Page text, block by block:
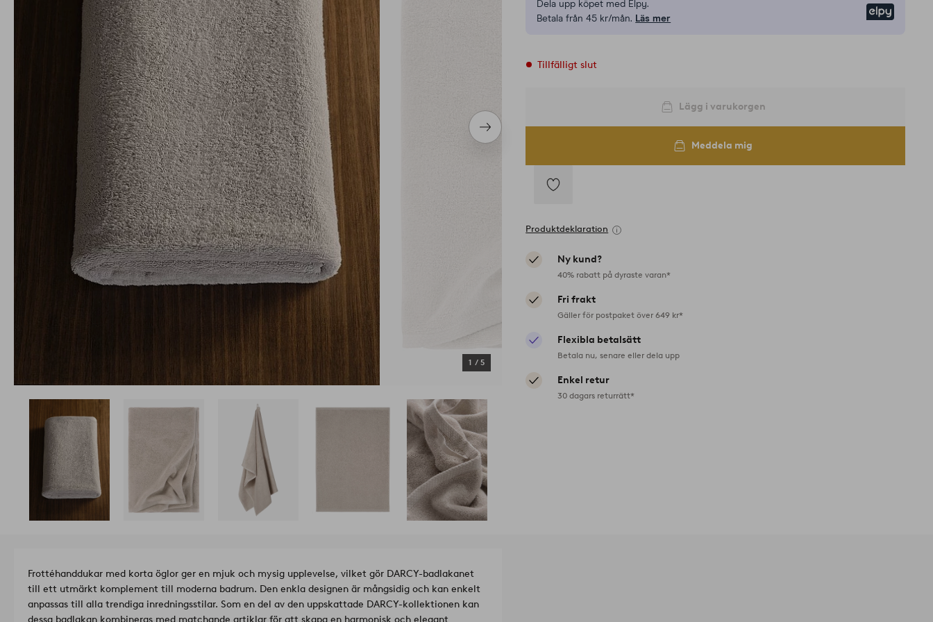
Nästa
produkt
1 / 5
Dela upp köpet med Elpy.
Betala från 45 kr/mån. Läs mer
Tillfälligt slut
Lägg i varukorgen
Meddela mig
till
i
Produktdeklaration
Ny kund?
40% rabatt på dyraste varan*
Fri frakt
Gäller för postpaket över 649 kr*
Flexibla betalsätt
Betala nu, senare eller dela upp
Enkel retur
30 dagars returrätt*
Frottéhanddukar med korta öglor ger en mjuk och mysig upplevelse, vilket gör DARCY-badlakanet
till ett utmärkt komplement till moderna badrum. Den enkla designen är mångsidig och kan enkelt
anpassas till alla trendiga inredningsstilar. Som en del av den uppskattade DARCY-kollektionen kan
dessa badlakan kombineras med matchande artiklar för att skapa en harmonisk och elegant